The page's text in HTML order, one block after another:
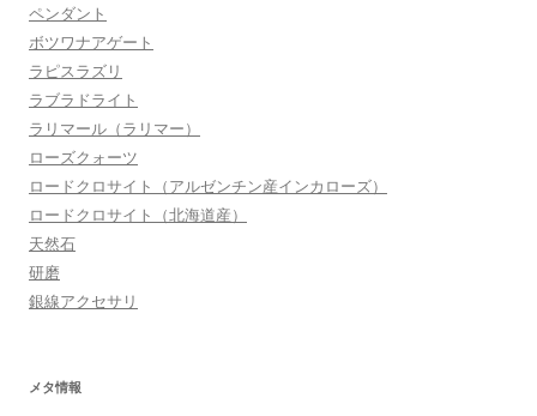
ペンダント
ボツワナアゲート
ラピスラズリ
ラブラドライト
ラリマール（ラリマー）
ローズクォーツ
ロードクロサイト（アルゼンチン産インカローズ）
ロードクロサイト（北海道産）
天然石
研磨
銀線アクセサリ
メタ情報